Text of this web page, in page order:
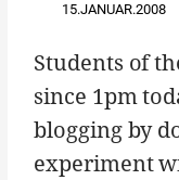
15.JANUAR.2008
Students of
since 1pm
blogging by
experiment